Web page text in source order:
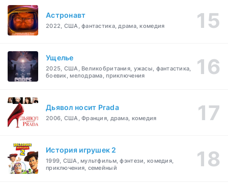
Астронавт
2022, США, фантастика, драма, комедия
Ущелье
2025, США, Великобритания, ужасы, фантастика,
боевик, мелодрама, приключения
Дьявол носит Prada
2006, США, Франция, драма, комедия
История игрушек 2
1999, США, мультфильм, фэнтези, комедия,
приключения, семейный